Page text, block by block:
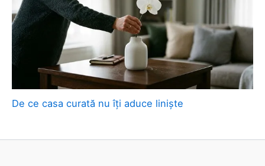
De ce casa curată nu îți aduce liniște